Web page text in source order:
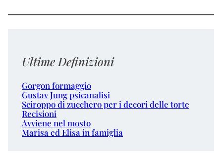
Ultime Definizioni
Gorgon formaggio
Gustav Jung psicanalisi
Sciroppo di zucchero per i decori delle torte
Recisioni
Avviene nel mosto
Marisa ed Elisa in famiglia